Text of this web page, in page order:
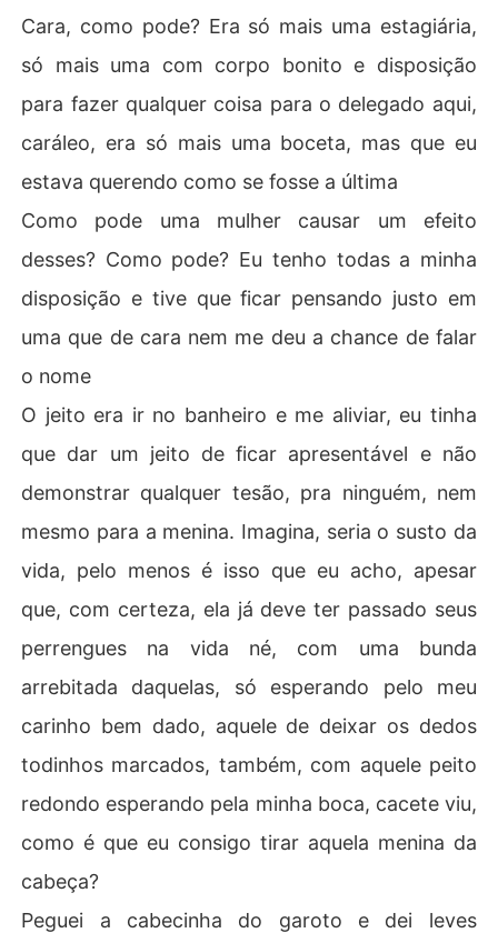
Cara, como pode? Era só mais uma estagiária,
só mais uma com corpo bonito e disposição
para fazer qualquer coisa para o delegado aqui,
caráleo, era só mais uma boceta, mas que eu
estava querendo como se fosse a última
Como pode uma mulher causar um efeito
desses? Como pode? Eu tenho todas a minha
disposição e tive que ficar pensando justo em
uma que de cara nem me deu a chance de falar
o nome
O jeito era ir no banheiro e me aliviar, eu tinha
que dar um jeito de ficar apresentável e não
demonstrar qualquer tesão, pra ninguém, nem
mesmo para a menina. Imagina, seria o susto da
vida, pelo menos é isso que eu acho, apesar
que, com certeza, ela já deve ter passado seus
perrengues na vida né, com uma bunda
arrebitada daquelas, só esperando pelo meu
carinho bem dado, aquele de deixar os dedos
todinhos marcados, também, com aquele peito
redondo esperando pela minha boca, cacete viu,
como é que eu consigo tirar aquela menina da
cabeça?
Peguei a cabecinha do garoto e dei leves